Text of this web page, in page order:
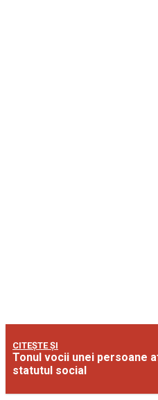
CITEȘTE ȘI
Tonul vocii unei persoane
statutul social